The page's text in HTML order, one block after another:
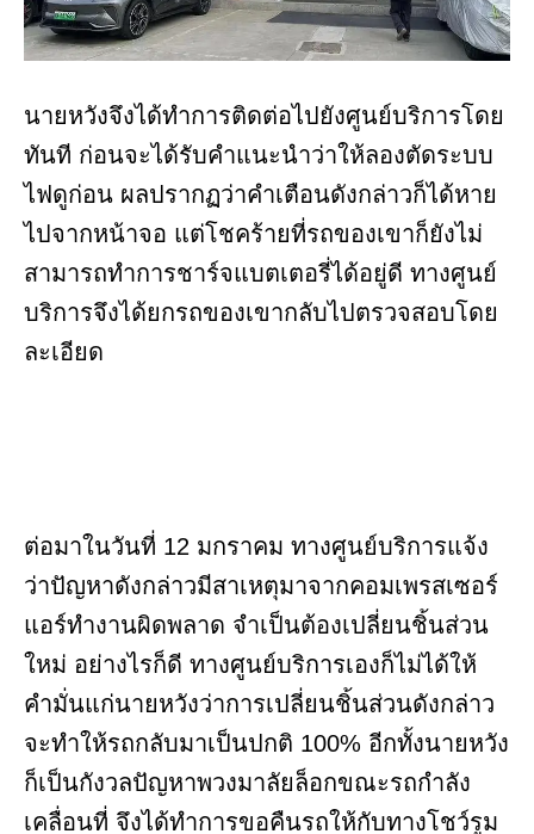
นายหวังจึงได้ทำการติดต่อไปยังศูนย์บริการโดย
ทันที ก่อนจะได้รับคำแนะนำว่าให้ลองตัดระบบ
ไฟดูก่อน ผลปรากฏว่าคำเตือนดังกล่าวก็ได้หาย
ไปจากหน้าจอ แต่โชคร้ายที่รถของเขาก็ยังไม่
สามารถทำการชาร์จแบตเตอรี่ได้อยู่ดี ทางศูนย์
บริการจึงได้ยกรถของเขากลับไปตรวจสอบโดย
ละเอียด
ต่อมาในวันที่ 12 มกราคม ทางศูนย์บริการแจ้ง
ว่าปัญหาดังกล่าวมีสาเหตุมาจากคอมเพรสเซอร์
แอร์ทำงานผิดพลาด จำเป็นต้องเปลี่ยนชิ้นส่วน
ใหม่ อย่างไรก็ดี ทางศูนย์บริการเองก็ไม่ได้ให้
คำมั่นแก่นายหวังว่าการเปลี่ยนชิ้นส่วนดังกล่าว
จะทำให้รถกลับมาเป็นปกติ 100% อีกทั้งนายหวัง
ก็เป็นกังวลปัญหาพวงมาลัยล็อกขณะรถกำลัง
เคลื่อนที่ จึงได้ทำการขอคืนรถให้กับทางโชว์รูม